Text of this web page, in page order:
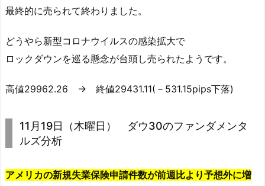
最終的に売られて終わりました。
どうやら新型コロナウイルスの感染拡大で
ロックダウンを巡る懸念が台頭し売られたようです。
高値29962.26 → 終値29431.11(－531.15pips下落)
11月19日（木曜日） ダウ30のファンダメンタ
ルズ分析
アメリカの新規失業保険申請件数が前週比より予想外に増